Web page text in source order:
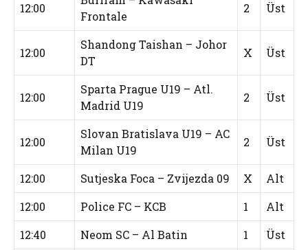
12:00
Frontale
2 Üst
12:00
Shandong Taishan – Johor
DT
X Üst
12:00
Sparta Prague U19 – Atl.
Madrid U19
2 Üst
12:00
Slovan Bratislava U19 – AC
Milan U19
2 Üst
12:00 Sutjeska Foca – Zvijezda 09 X
Alt
12:00
Police FC – KCB 1
Alt
12:40
Neom SC – Al Batin 1
Üst